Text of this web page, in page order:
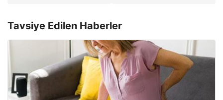
Tavsiye Edilen Haberler